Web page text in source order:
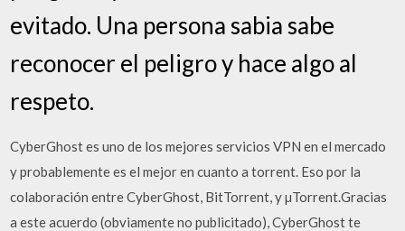
evitado. Una persona sabia sabe
reconocer el peligro y hace algo al
respeto.
CyberGhost es uno de los mejores servicios VPN en el mercado
y probablemente es el mejor en cuanto a torrent. Eso por la
colaboración entre CyberGhost, BitTorrent, y µTorrent.Gracias
a este acuerdo (obviamente no publicitado), CyberGhost te